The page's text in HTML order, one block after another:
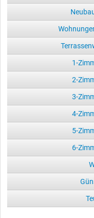
1-
2-
3-
4-
5-
6-